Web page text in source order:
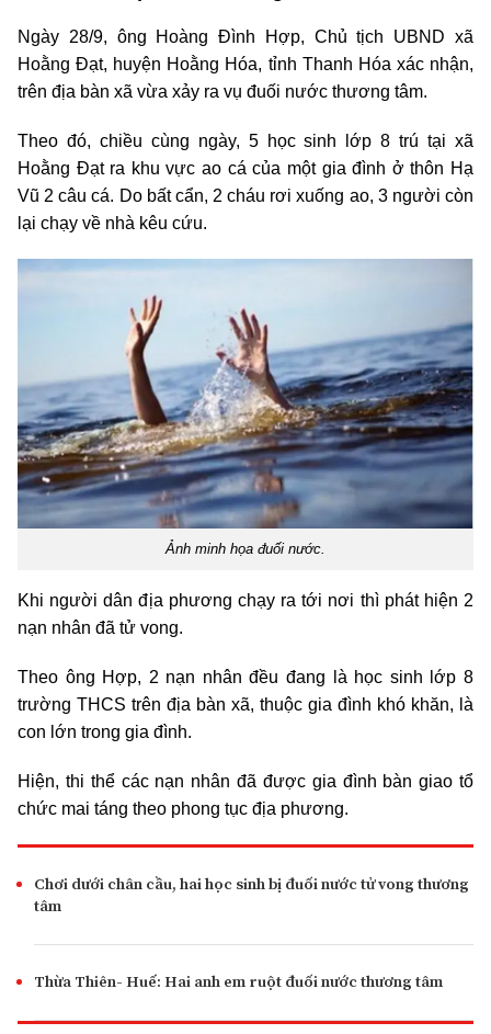
Ngày 28/9, ông Hoàng Đình Hợp, Chủ tịch UBND xã
Hoằng Đạt, huyện Hoằng Hóa, tỉnh Thanh Hóa xác nhận,
trên địa bàn xã vừa xảy ra vụ đuối nước thương tâm.
Theo đó, chiều cùng ngày, 5 học sinh lớp 8 trú tại xã
Hoằng Đạt ra khu vực ao cá của một gia đình ở thôn Hạ
Vũ 2 câu cá. Do bất cẩn, 2 cháu rơi xuống ao, 3 người còn
lại chạy về nhà kêu cứu.
Ảnh minh họa đuối nước.
Khi người dân địa phương chạy ra tới nơi thì phát hiện 2
nạn nhân đã tử vong.
Theo ông Hợp, 2 nạn nhân đều đang là học sinh lớp 8
trường THCS trên địa bàn xã, thuộc gia đình khó khăn, là
con lớn trong gia đình.
Hiện, thi thể các nạn nhân đã được gia đình bàn giao tổ
chức mai táng theo phong tục địa phương.
Chơi dưới chân cầu, hai học sinh bị đuối nước tử vong thương
tâm
Thừa Thiên- Huế: Hai anh em ruột đuối nước thương tâm